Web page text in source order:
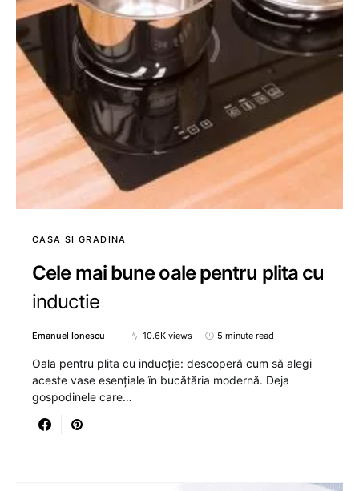
CASA SI GRADINA
Cele mai bune oale pentru plita cu
inductie
Emanuel Ionescu 10.6K views 5 minute read
Oala pentru plita cu inducție: descoperă cum să alegi
aceste vase esențiale în bucătăria modernă. Deja
gospodinele care…